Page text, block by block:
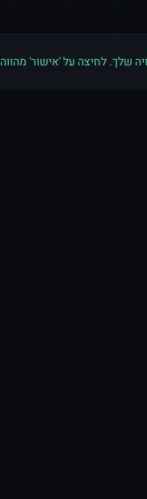
שלך. לחיצה על 'אישור'